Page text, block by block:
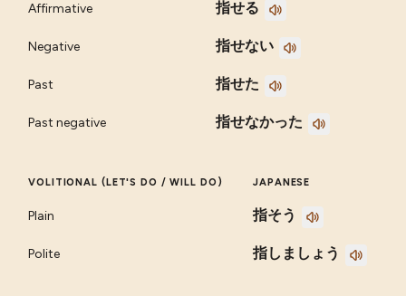
Affirmative 指せる
Negative 指せない
Past 指せた
Past negative 指せなかった
VOLITIONAL (LET'S DO / WILL DO) JAPANESE
Plain 指そう
Polite 指しましょう